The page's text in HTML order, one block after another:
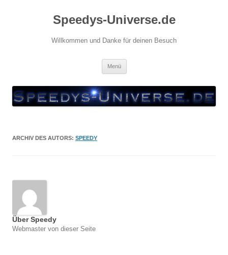
Speedys-Universe.de
Willkommen und Danke für deinen Besuch
Menü
ARCHIV DES AUTORS: SPEEDY
Über Speedy
Webmaster von dieser Seite